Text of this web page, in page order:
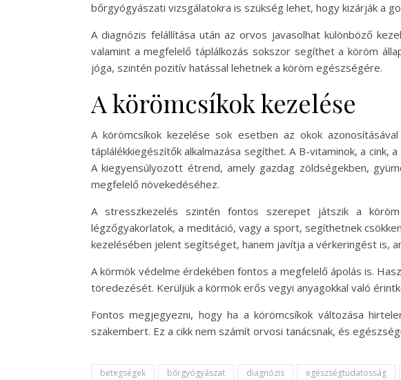
bőrgyógyászati vizsgálatokra is szükség lehet, hogy kizárják a
A diagnózis felállítása után az orvos javasolhat különböző
valamint a megfelelő táplálkozás sokszor segíthet a köröm
jóga, szintén pozitív hatással lehetnek a köröm egészségére.
A körömcsíkok kezelése
A körömcsíkok kezelése sok esetben az okok
táplálékkiegészítők alkalmazása segíthet. A B-vitaminok, a
A kiegyensúlyozott étrend, amely gazdag zöldségekben,
megfelelő növekedéséhez.
A stresszkezelés szintén fontos szerepet játszik a
légzőgyakorlatok, a meditáció, vagy a sport, segíthetnek
kezelésében jelent segítséget, hanem javítja a vérkeringést is,
A körmök védelme érdekében fontos a megfelelő ápolás is.
töredezését. Kerüljük a körmök erős vegyi anyagokkal való
Fontos megjegyezni, hogy ha a körömcsíkok változása
szakembert. Ez a cikk nem számít orvosi tanácsnak, és
betegségek bőrgyógyászat diagnózis egészségtudatosság